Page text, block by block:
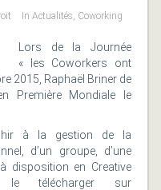
In Actualités, Coworking
Lors de la Journée
« les Coworkers ont
2015, Raphaël Briner de
Première Mondiale le
à la gestion de la
d’un groupe, d’une
disposition en Creative
le télécharger sur